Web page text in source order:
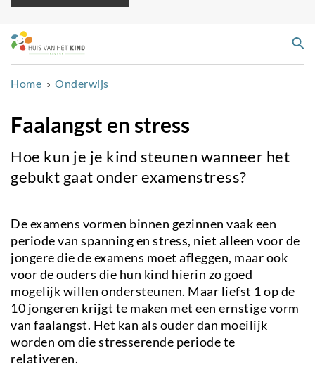
Overslaan
en
naar
de
gaan
Home Onderwijs
Faalangst en stress
Hoe kun je je kind steunen wanneer het
gebukt gaat onder examenstress?
De examens vormen binnen gezinnen vaak een
periode van spanning en stress, niet alleen voor de
jongere die de examens moet afleggen, maar ook
voor de ouders die hun kind hierin zo goed
mogelijk willen ondersteunen. Maar liefst 1 op de
10 jongeren krijgt te maken met een ernstige vorm
van faalangst. Het kan als ouder dan moeilijk
worden om die stresserende periode te
relativeren.